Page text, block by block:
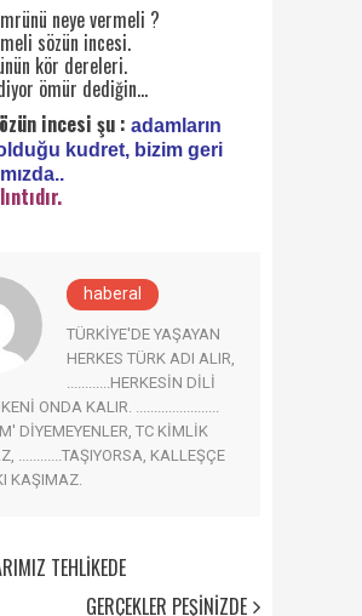
neye vermeli ?
sözün incesi.
kör dereleri.
ömür dediğin…
incesi şu : adamların
kudret, bizim geri
haberal
TÜRKİYE'DE YAŞAYAN
HERKES TÜRK ADI ALIR,
............HERKESİN DİLİ
ONDA KALIR. .......................
DİYEMEYENLER, TC KİMLİK
............TAŞIYORSA, KALLEŞÇE
KAŞIMAZ.
TEHLİKEDE
GERÇEKLER PEŞİNİZDE